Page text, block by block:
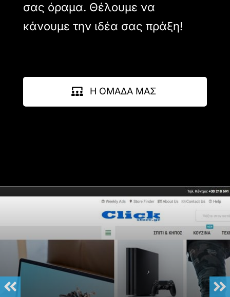
σας όραμα. Θέλουμε να
κάνουμε την ιδέα σας πράξη!
Η ΟΜΑΔΑ ΜΑΣ